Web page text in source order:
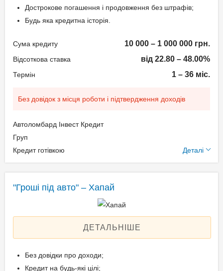
чоловіка;
розпорядження авто.
Вік позичальника
Дострокове погашення і продовження без штрафів;
Будь яка кредитна історія.
Сума кредиту 10 000 – 1 000 000 грн.
Відсоткова ставка від 22.80 – 48.00%
Термін 1 – 36 міс.
Без довідок з місця роботи і підтвердження доходів
Автоломбард Інвест Кредит
Груп
Кредит готівкою
Деталі
Застава: Автотранспорт
Дострокове погашення:
Дострокове без штрафів
"Гроші під авто" – Хапай
ДЕТАЛЬНІШЕ
Без довідки про доходи;
Кредит на будь-які цілі;